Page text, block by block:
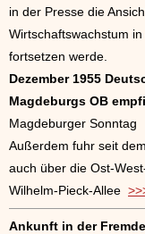
in der Presse die
Wirtschaftswachstum
fortsetzen werde.
Dezember1955
Magdeburgs OB
Magdeburger Sonntag
Außerdem fuhr seit
auch über die Ost-
Wilhelm-Pieck-Allee
Ankunft in der